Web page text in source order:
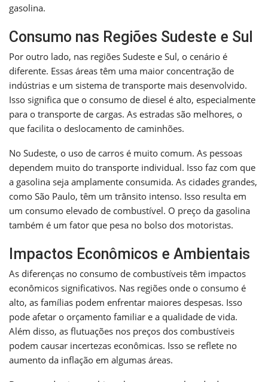
gasolina.
Consumo nas Regiões Sudeste e Sul
Por outro lado, nas regiões Sudeste e Sul, o cenário é
diferente. Essas áreas têm uma maior concentração de
indústrias e um sistema de transporte mais desenvolvido.
Isso significa que o consumo de diesel é alto, especialmente
para o transporte de cargas. As estradas são melhores, o
que facilita o deslocamento de caminhões.
No Sudeste, o uso de carros é muito comum. As pessoas
dependem muito do transporte individual. Isso faz com que
a gasolina seja amplamente consumida. As cidades grandes,
como São Paulo, têm um trânsito intenso. Isso resulta em
um consumo elevado de combustível. O preço da gasolina
também é um fator que pesa no bolso dos motoristas.
Impactos Econômicos e Ambientais
As diferenças no consumo de combustíveis têm impactos
econômicos significativos. Nas regiões onde o consumo é
alto, as famílias podem enfrentar maiores despesas. Isso
pode afetar o orçamento familiar e a qualidade de vida.
Além disso, as flutuações nos preços dos combustíveis
podem causar incertezas econômicas. Isso se reflete no
aumento da inflação em algumas áreas.